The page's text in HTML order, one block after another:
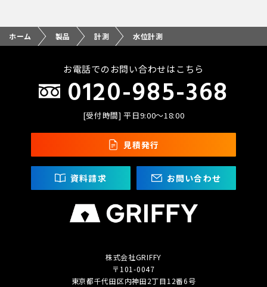
ホーム 製品 計測 水位計測
株式会社GRIFFY
〒101-0047
東京都千代田区内神田2丁目12番6号
お電話でのお問い合わせはこちら
0120-985-368
[受付時間] 平日9:00〜18:00
見積発行
資料請求 お問い合わせ